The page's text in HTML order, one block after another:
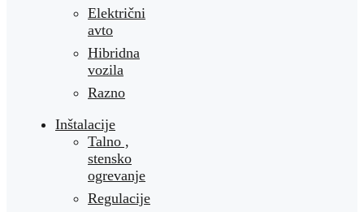
Električni
avto
Hibridna
vozila
Razno
Inštalacije
Talno ,
stensko
ogrevanje
Regulacije